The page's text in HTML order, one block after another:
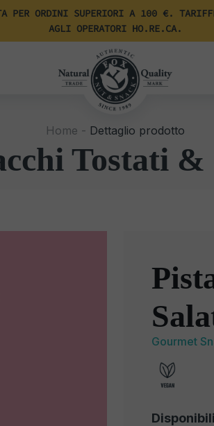
PER ORDINI SUPERIORI A 100 €.
AGLI OPERATORI HO.RE.CA.
Home - Dettaglio prodotto
Tostati &
Gourmet